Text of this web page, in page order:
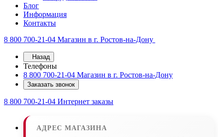
Блог
Информация
Контакты
8 800 700-21-04 Магазин в г. Ростов-на-Дону
Назад
Телефоны
8 800 700-21-04 Магазин в г. Ростов-на-Дону
Заказать звонок
8 800 700-21-04 Интернет заказы
АДРЕС МАГАЗИНА